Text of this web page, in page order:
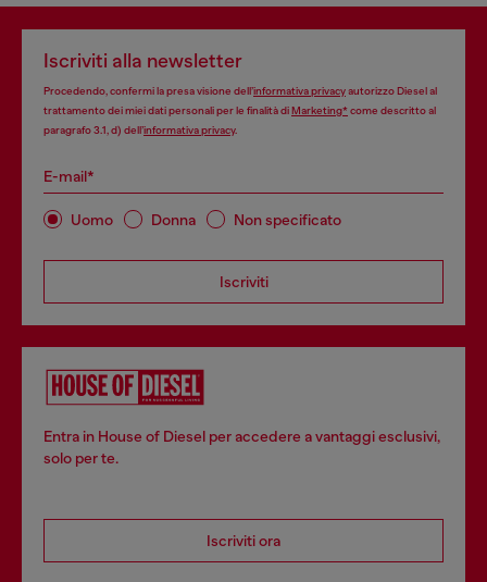
Iscriviti alla newsletter
Procedendo, confermi la presa visione dell’informativa privacyautorizzo Diesel al
trattamento dei miei dati personali per le finalità diMarketing*come descritto al
paragrafo 3.1, d) dell’informativa privacy.
E-mail*
Uomo Donna Non specificato
Iscriviti
Entra in House of Diesel per accedere a vantaggi esclusivi,
solo per te.
Iscriviti ora